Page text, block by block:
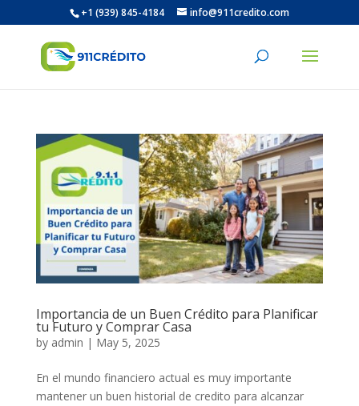
+1 (939) 845-4184 info@911credito.com
Importancia de un Buen Crédito para Planificar
tu Futuro y Comprar Casa
by admin | May 5, 2025
En el mundo financiero actual es muy importante
mantener un buen historial de credito para alcanzar